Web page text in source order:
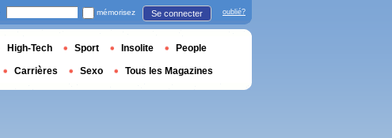
mémorisez Se connecter oublié?
High-Tech Sport Insolite People
Carrières Sexo Tous les Magazines